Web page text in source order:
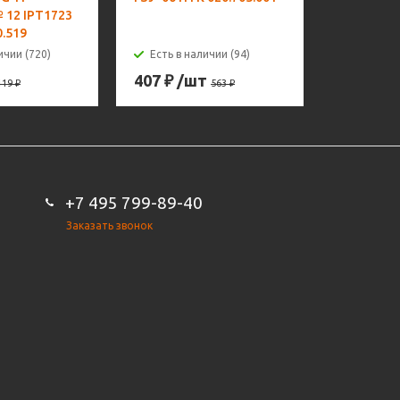
IPT1723
(720)
₽
Есть в наличии (94)
407 ₽ /шт 563₽
+7 495 799-89-40
Заказать звонок